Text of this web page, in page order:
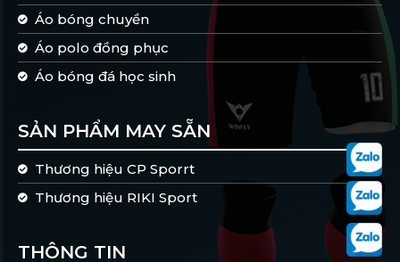
Áo bóng chuyền
Áo polo đồng phục
Áo bóng đá học sinh
SẢN PHẨM MAY SẴN
Thương hiệu CP Sporrt
Thương hiệu RIKI Sport
THÔNG TIN